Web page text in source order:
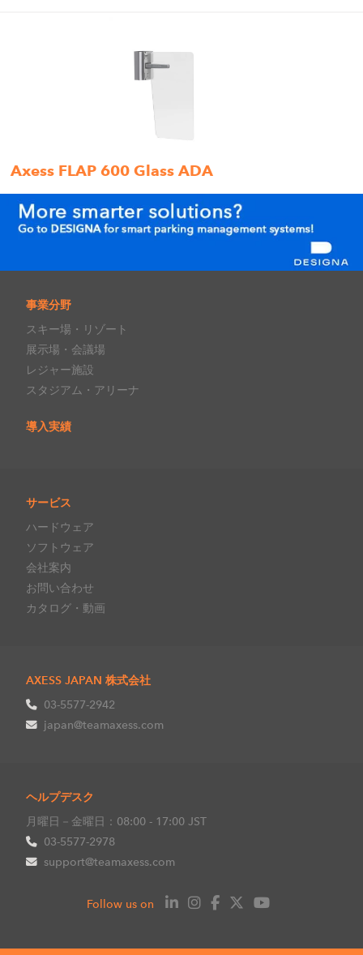
Axess FLAP 600 Glass ADA
事業分野
スキー場・リゾート
展示場・会議場
レジャー施設
スタジアム・アリーナ
導入実績
サービス
ハードウェア
ソフトウェア
会社案内
お問い合わせ
カタログ・動画
AXESS JAPAN 株式会社
03-5577-2942
japan@teamaxess.com
ヘルプデスク
月曜日－金曜日：08:00 - 17:00 JST
03-5577-2978
support@teamaxess.com
Follow us on